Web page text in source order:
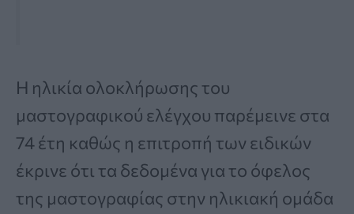
Η ηλικία ολοκλήρωσης του
μαστογραφικού ελέγχου παρέμεινε στα
74 έτη καθώς η επιτροπή των ειδικών
έκρινε ότι τα δεδομένα για το όφελος
της μαστογραφίας στην ηλικιακή ομάδα